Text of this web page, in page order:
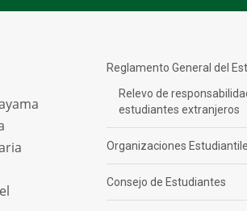
Reglamento General del
Relevo de
estudiantes extranjeros
Organizaciones
Consejo de Estudiantes